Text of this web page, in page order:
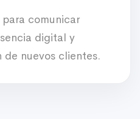
comunicar
digital y
nuevos clientes.